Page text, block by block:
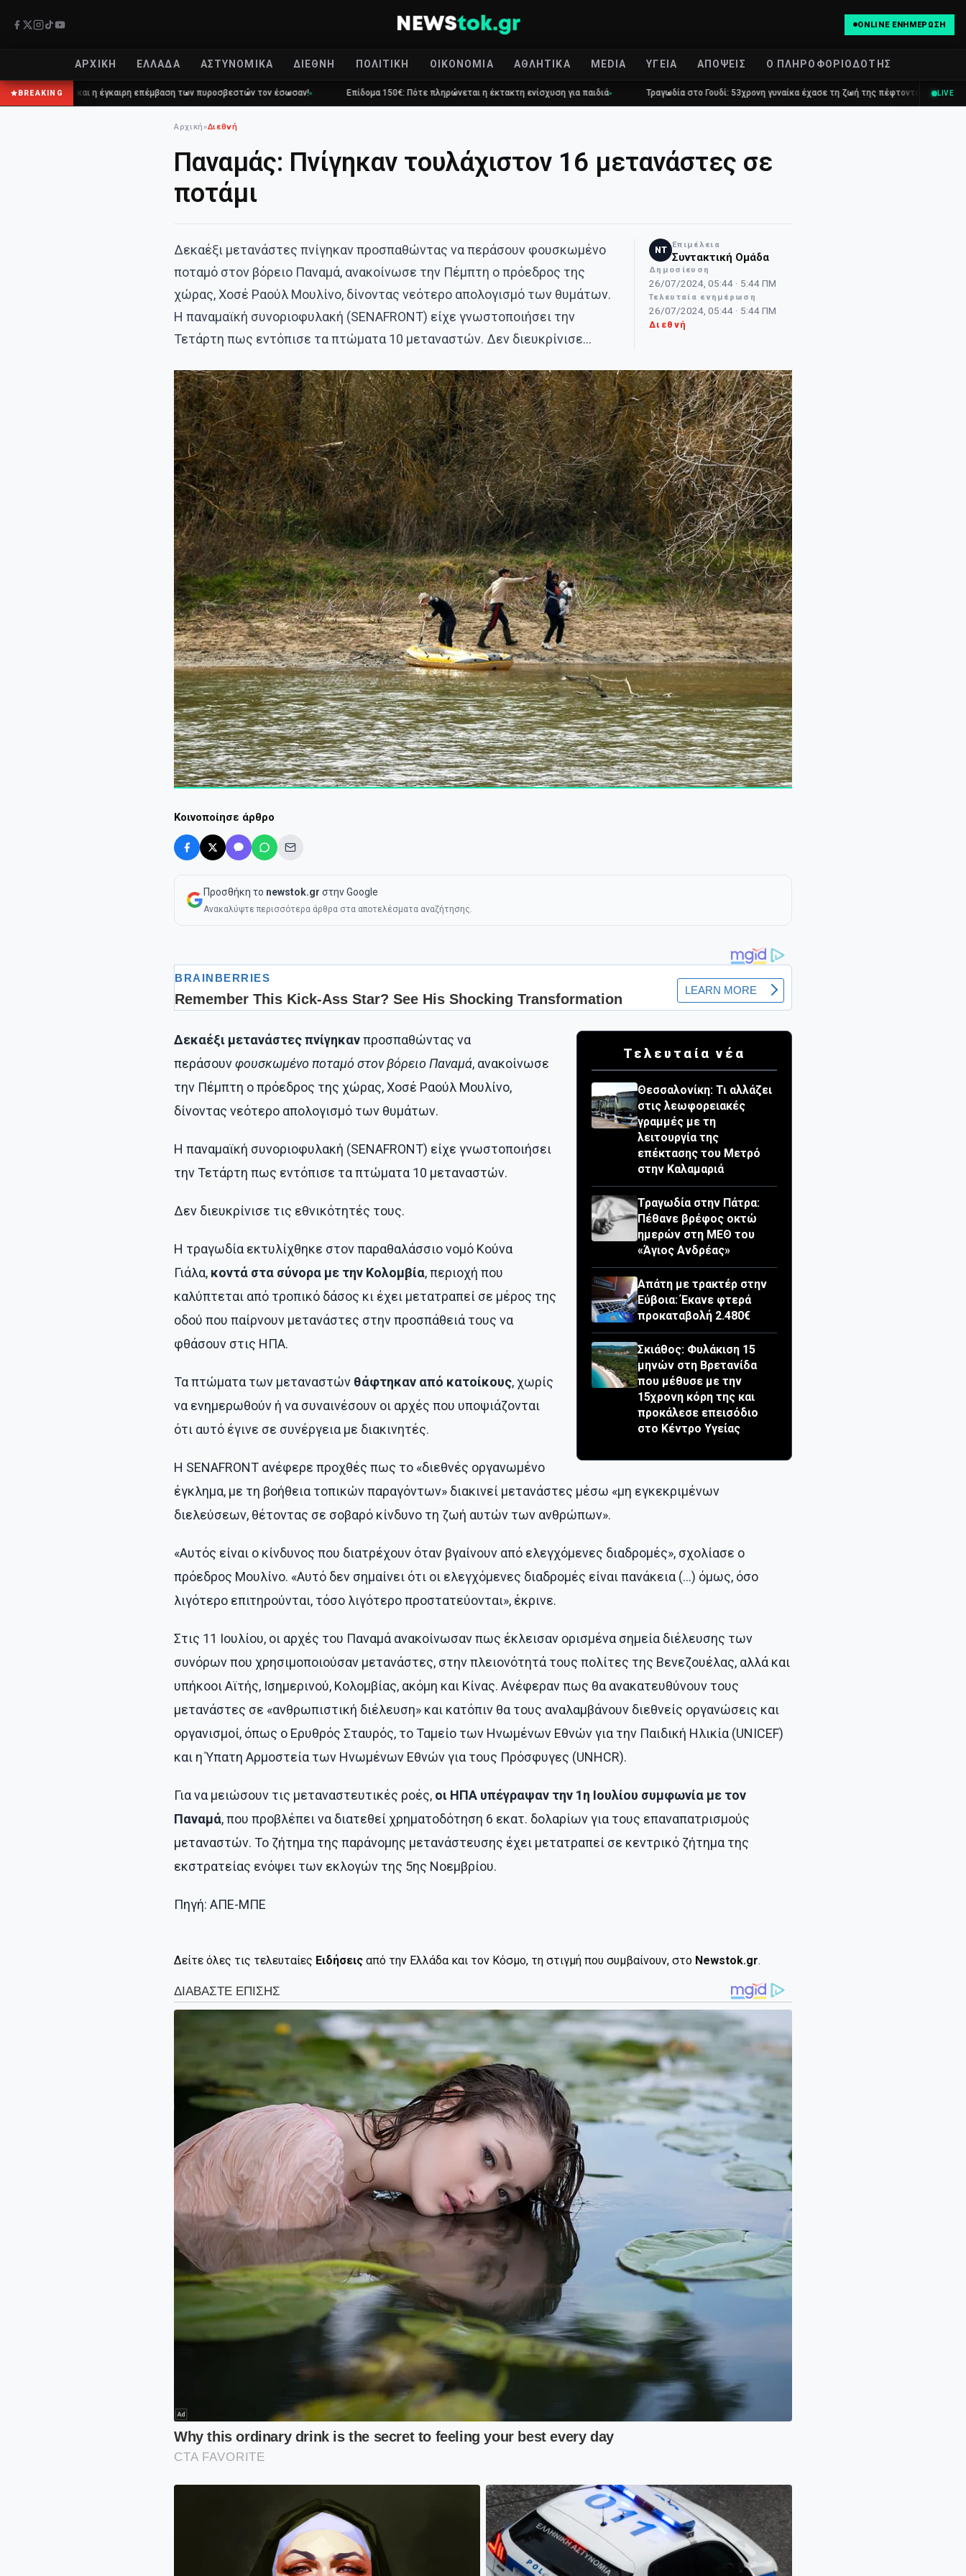
ONLINE ΕΝΗΜΈΡΩΣΗ
ΑΡΧΙΚΉ ΕΛΛΆΔΑ ΑΣΤΥΝΟΜΙΚΆ ΔΙΕΘΝΉ ΠΟΛΙΤΙΚΉ ΟΙΚΟΝΟΜΊΑ ΑΘΛΗΤΙΚΆ MEDIA ΥΓΕΊΑ ΑΠΌΨΕΙΣ Ο ΠΛΗΡΟΦΟΡΙΟΔΌΤΗΣ
BREAKING
και η έγκαιρη επέμβαση των πυροσβεστών τον έσωσαν! Επίδομα 150€: Πότε πληρώνεται η έκτακτη ενίσχυση για παιδιά Τραγωδία στο Γουδί: 53χρονη γυναίκα έχασε τη ζωή της πέφτοντας στο κενό από τονLIVE
Αρχική »Διεθνή
Παναμάς: Πνίγηκαν τουλάχιστον 16 μετανάστες σε
ποτάμι
Δεκαέξι μετανάστες πνίγηκαν προσπαθώντας να περάσουν φουσκωμένο
ποταμό στον βόρειο Παναμά, ανακοίνωσε την Πέμπτη ο πρόεδρος της
χώρας, Χοσέ Ραούλ Μουλίνο, δίνοντας νεότερο απολογισμό των θυμάτων.
Η παναμαϊκή συνοριοφυλακή (SENAFRONT) είχε γνωστοποιήσει την
Τετάρτη πως εντόπισε τα πτώματα 10 μεταναστών. Δεν διευκρίνισε…
NT Επιμέλεια
Συντακτική Ομάδα
Δημοσίευση
26/07/2024, 05:44 · 5:44 ΠΜ
Τελευταία ενημέρωση
26/07/2024, 05:44 · 5:44 ΠΜ
Διεθνή
Κοινοποίησε άρθρο
Προσθήκη το newstok.gr στην Google
Ανακαλύψτε περισσότερα άρθρα στα αποτελέσματα αναζήτησης.
Τελευταία νέα
Θεσσαλονίκη: Τι αλλάζει
στις λεωφορειακές
γραμμές με τη
λειτουργία της
επέκτασης του Μετρό
στην Καλαμαριά
Τραγωδία στην Πάτρα:
Πέθανε βρέφος οκτώ
ημερών στη ΜΕΘ του
«Άγιος Ανδρέας»
Απάτη με τρακτέρ στην
Εύβοια: Έκανε φτερά
προκαταβολή 2.480€
Σκιάθος: Φυλάκιση 15
μηνών στη Βρετανίδα
που μέθυσε με την
15χρονη κόρη της και
προκάλεσε επεισόδιο
στο Κέντρο Υγείας
Δεκαέξι μετανάστες πνίγηκανπροσπαθώντας να
περάσουνφουσκωμένο ποταμό στον βόρειο Παναμά, ανακοίνωσε
την Πέμπτη ο πρόεδρος της χώρας, Χοσέ Ραούλ Μουλίνο,
δίνοντας νεότερο απολογισμό των θυμάτων.
Η παναμαϊκή συνοριοφυλακή (SENAFRONT) είχε γνωστοποιήσει
την Τετάρτη πως εντόπισε τα πτώματα 10 μεταναστών.
Δεν διευκρίνισε τις εθνικότητές τους.
Η τραγωδία εκτυλίχθηκε στον παραθαλάσσιο νομό Κούνα
Γιάλα, κοντά στα σύνορα με την Κολομβία, περιοχή που
καλύπτεται από τροπικό δάσος κι έχει μετατραπεί σε μέρος της
οδού που παίρνουν μετανάστες στην προσπάθειά τους να
φθάσουν στις ΗΠΑ.
Τα πτώματα των μεταναστών θάφτηκαν από κατοίκους, χωρίς
να ενημερωθούν ή να συναινέσουν οι αρχές που υποψιάζονται
ότι αυτό έγινε σε συνέργεια με διακινητές.
Η SENAFRONT ανέφερε προχθές πως το «διεθνές οργανωμένο
έγκλημα, με τη βοήθεια τοπικών παραγόντων» διακινεί μετανάστες μέσω «μη εγκεκριμένων
διελεύσεων, θέτοντας σε σοβαρό κίνδυνο τη ζωή αυτών των ανθρώπων».
«Αυτός είναι ο κίνδυνος που διατρέχουν όταν βγαίνουν από ελεγχόμενες διαδρομές», σχολίασε ο
πρόεδρος Μουλίνο. «Αυτό δεν σημαίνει ότι οι ελεγχόμενες διαδρομές είναι πανάκεια (…) όμως, όσο
λιγότερο επιτηρούνται, τόσο λιγότερο προστατεύονται», έκρινε.
Στις 11 Ιουλίου, οι αρχές του Παναμά ανακοίνωσαν πως έκλεισαν ορισμένα σημεία διέλευσης των
συνόρων που χρησιμοποιούσαν μετανάστες, στην πλειονότητά τους πολίτες της Βενεζουέλας, αλλά και
υπήκοοι Αϊτής, Ισημερινού, Κολομβίας, ακόμη και Κίνας. Ανέφεραν πως θα ανακατευθύνουν τους
μετανάστες σε «ανθρωπιστική διέλευση» και κατόπιν θα τους αναλαμβάνουν διεθνείς οργανώσεις και
οργανισμοί, όπως ο Ερυθρός Σταυρός, το Ταμείο των Ηνωμένων Εθνών για την Παιδική Ηλικία (UNICEF)
και η Ύπατη Αρμοστεία των Ηνωμένων Εθνών για τους Πρόσφυγες (UNHCR).
Για να μειώσουν τις μεταναστευτικές ροές, οι ΗΠΑ υπέγραψαν την 1η Ιουλίου συμφωνία με τον
Παναμά, που προβλέπει να διατεθεί χρηματοδότηση 6 εκατ. δολαρίων για τους επαναπατρισμούς
μεταναστών. Το ζήτημα της παράνομης μετανάστευσης έχει μετατραπεί σε κεντρικό ζήτημα της
εκστρατείας ενόψει των εκλογών της 5ης Νοεμβρίου.
Πηγή: ΑΠΕ-ΜΠΕ
Δείτε όλες τις τελευταίες Ειδήσεις από την Ελλάδα και τον Κόσμο, τη στιγμή που συμβαίνουν, στο Newstok.gr.